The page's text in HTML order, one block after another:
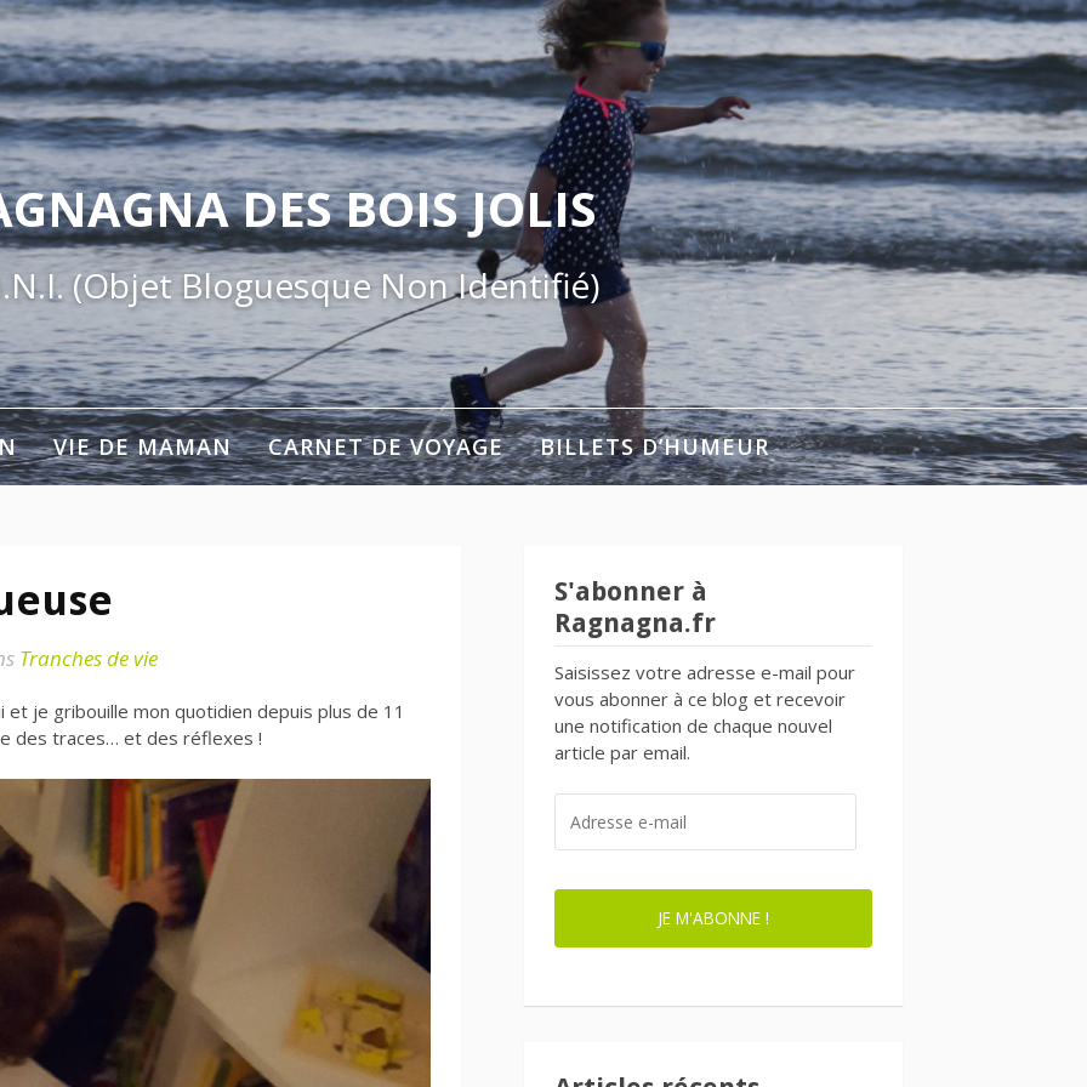
DES BOIS JOLIS
(Objet Bloguesque Non Identifié)
VIE DE MAMAN CARNET DE VOYAGE BILLETS D’HUMEUR
Tranches de vie
et je gribouille mon quotidien depuis plus de 11
des traces… et des réflexes !
S'abonner à
Ragnagna.fr
Saisissez votre adresse e-mail pour
vous abonner à ce blog et recevoir
une notification de chaque nouvel
article par email.
MAIL
JE M'ABONNE !